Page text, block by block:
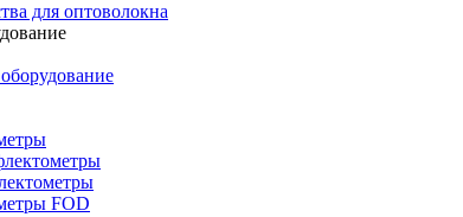
для оптоволокна
FOD